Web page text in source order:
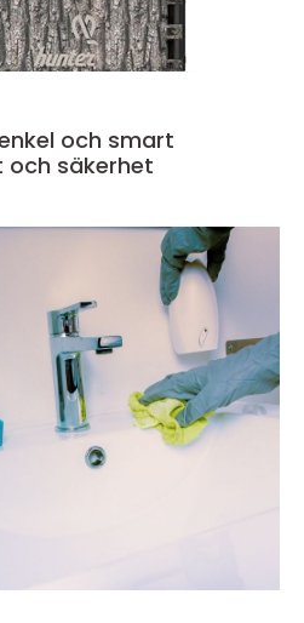
och säkerhet